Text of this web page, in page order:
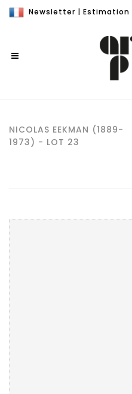
Newsletter | Estimation
NICOLAS EEKMAN (1889-
1973) - LOT 23